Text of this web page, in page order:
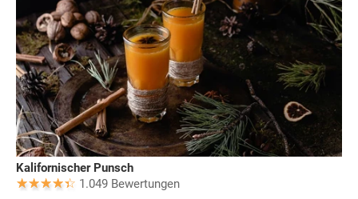
Kalifornischer Punsch
1.049 Bewertungen